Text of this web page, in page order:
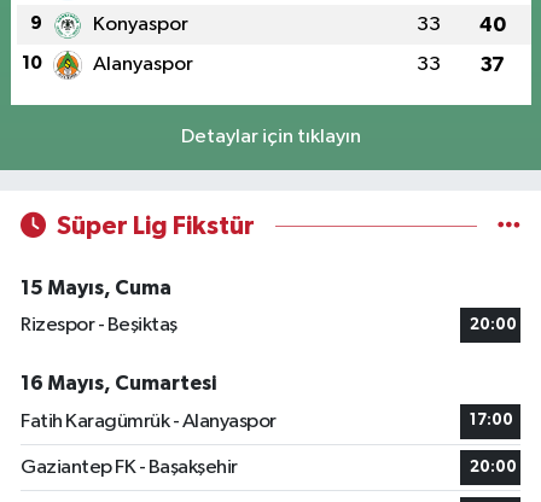
9 Konyaspor 33 40
10 Alanyaspor 33 37
Detaylar için tıklayın
Süper Lig Fikstür
15 Mayıs, Cuma
Rizespor - Beşiktaş
20:00
16 Mayıs, Cumartesi
Fatih Karagümrük - Alanyaspor
17:00
Gaziantep FK - Başakşehir 20:00